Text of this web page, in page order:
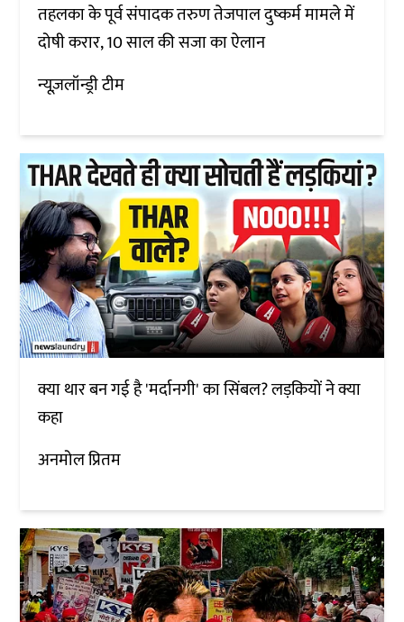
तहलका के पूर्व संपादक तरुण तेजपाल दुष्कर्म मामले में
दोषी करार, 10 साल की सजा का ऐलान
न्यूज़लॉन्ड्री टीम
क्या थार बन गई है 'मर्दानगी' का सिंबल? लड़कियों ने क्या
कहा
अनमोल प्रितम